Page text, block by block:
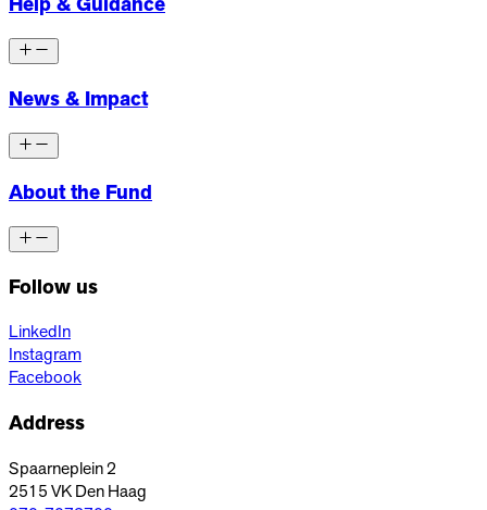
News & Impact
About the Fund
Follow us
LinkedIn
Instagram
Facebook
Address
Spaarneplein 2
2515 VKDen Haag